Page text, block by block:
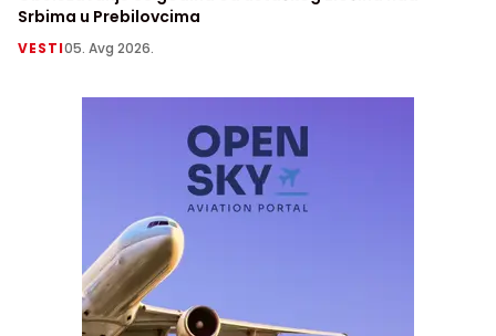
Srbima u Prebilovcima
VESTI05. Avg 2026.